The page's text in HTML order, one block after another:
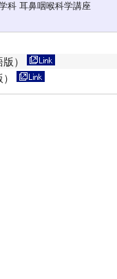
科 耳鼻咽喉科学講座
）